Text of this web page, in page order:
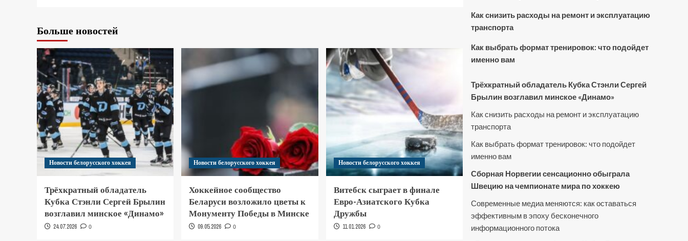
Больше новостей
Новости белорусского хоккея
Трёхкратный обладатель
Кубка Стэнли Сергей Брылин
возглавил минское «Динамо»
24.07.2026 0
Новости белорусского хоккея
Хоккейное сообщество
Беларуси возложило цветы к
Монументу Победы в Минске
09.05.2026 0
Новости белорусского хоккея
Витебск сыграет в финале
Евро-Азиатского Кубка
Дружбы
11.01.2026 0
Как снизить расходы на ремонт и эксплуатацию
транспорта
Как выбрать формат тренировок: что подойдет
именно вам
Трёхкратный обладатель Кубка Стэнли Сергей
Брылин возглавил минское «Динамо»
Как снизить расходы на ремонт и эксплуатацию
транспорта
Как выбрать формат тренировок: что подойдет
именно вам
Сборная Норвегии сенсационно обыграла
Швецию на чемпионате мира по хоккею
Современные медиа меняются: как оставаться
эффективным в эпоху бесконечного
информационного потока